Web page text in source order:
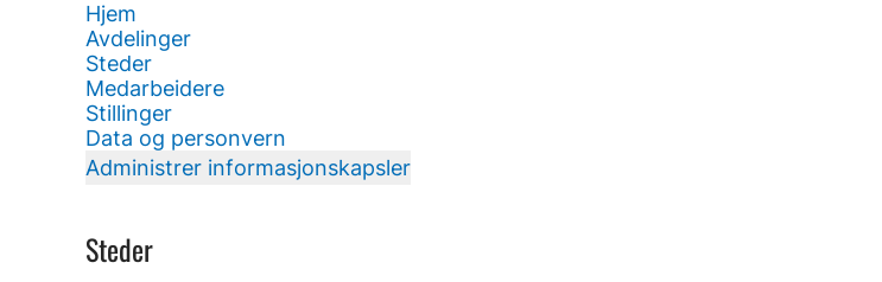
Hjem
Avdelinger
Steder
Medarbeidere
Stillinger
Data og personvern
Administrer informasjonskapsler
Steder